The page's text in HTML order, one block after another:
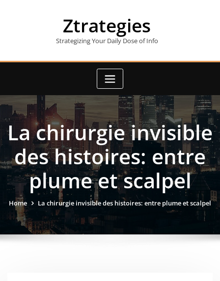
Ztrategies
Strategizing Your Daily Dose of Info
La chirurgie invisible
des histoires: entre
plume et scalpel
Home La chirurgie invisible des histoires: entre plume et scalpel